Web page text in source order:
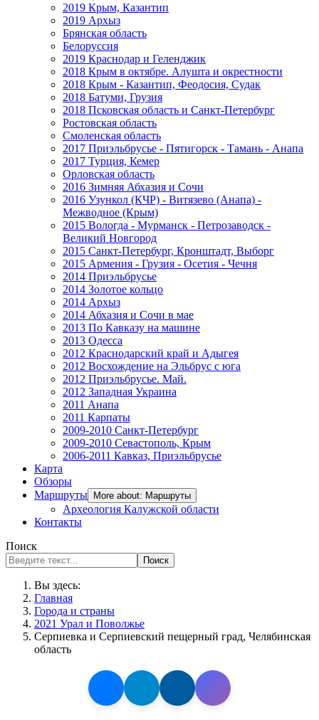
2019 Крым, Казантип
2019 Архыз
Брянская область
Белоруссия
2019 Краснодар и Геленджик
2018 Крым в октябре. Алушта и окрестности
2018 Крым - Казантип, Феодосия, Судак
2018 Батуми, Грузия
2018 Псковская область и Санкт-Петербург
Ростовская область
Смоленская область
2017 Приэльбрусье - Пятигорск - Тамань - Анапа
2017 Турция, Кемер
Орловская область
2016 Зимняя Абхазия и Сочи
2016 Узункол (КЧР) - Витязево (Анапа) -
Межводное (Крым)
2015 Вологда - Мурманск - Петрозаводск -
Великий Новгород
2015 Санкт-Петербург, Кронштадт, Выборг
2015 Армения - Грузия - Осетия - Чечня
2014 Приэльбрусье
2014 Золотое кольцо
2014 Архыз
2014 Абхазия и Сочи в мае
2013 По Кавказу на машине
2013 Одесса
2012 Краснодарский край и Адыгея
2012 Восхождение на Эльбрус с юга
2012 Приэльбрусье. Май.
2012 Западная Украина
2011 Анапа
2011 Карпаты
2009-2010 Санкт-Петербург
2009-2010 Севастополь, Крым
2006-2011 Кавказ, Приэльбрусье
Карта
Обзоры
Маршруты
More about: Маршруты
Археология Калужской области
Контакты
Поиск
Поиск
Вы здесь:
Главная
Города и страны
2021 Урал и Поволжье
Серпиевка и Серпиевский пещерный град, Челябинская
область